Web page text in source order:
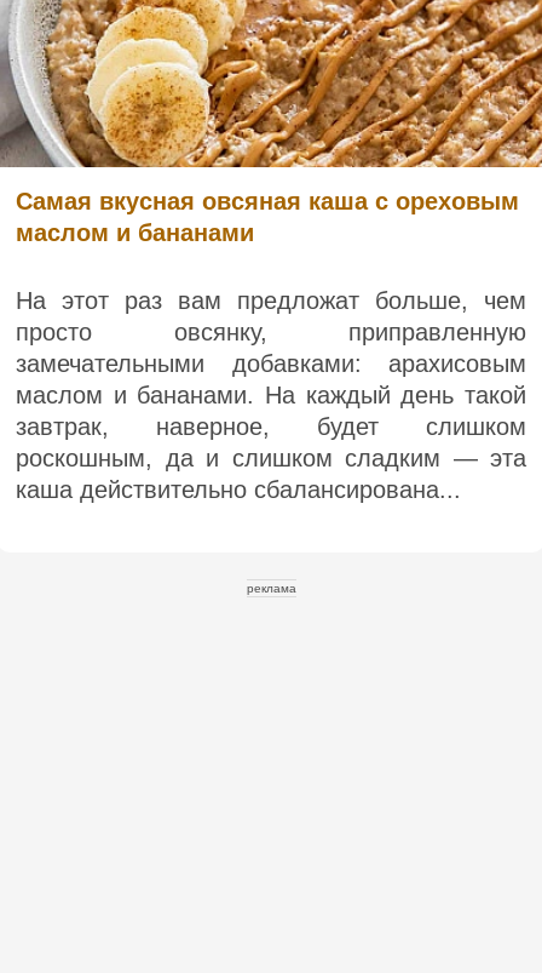
Самая вкусная овсяная каша с ореховым
маслом и бананами
На этот раз вам предложат больше, чем
просто овсянку, приправленную
замечательными добавками: арахисовым
маслом и бананами. На каждый день такой
завтрак, наверное, будет слишком
роскошным, да и слишком сладким — эта
каша действительно сбалансирована...
реклама